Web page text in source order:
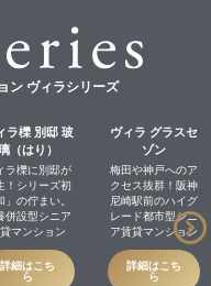
ン ヴィラシリーズ
ラ櫟 別邸 玻
（はり）
ラ櫟に別邸が
！シリーズ初
」の佇まい。
併設型シニア
マンション
詳細はこち
ら
ヴィラ グラスセ
ゾン
梅田や神戸へのア
クセス抜群！阪神
尼崎駅前のハイグ
レード都市型シニ
ア賃貸マンション
詳細はこち
ら